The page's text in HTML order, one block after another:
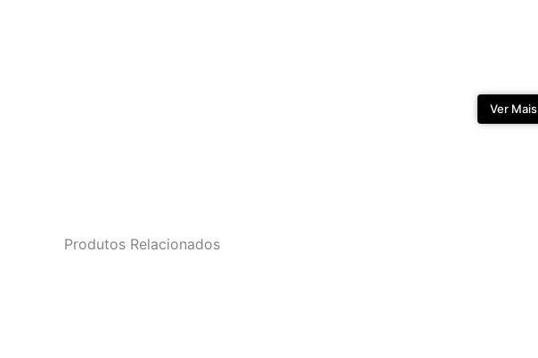
Ver Mais
Produtos Relacionados